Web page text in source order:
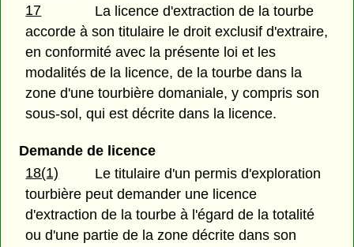
17
La licence d'extraction de la tourbe
accorde à son titulaire le droit exclusif d'extraire,
en conformité avec la présente loi et les
modalités de la licence, de la tourbe dans la
zone d'une tourbière domaniale, y compris son
sous-sol, qui est décrite dans la licence.
Demande de licence
18(1)
Le titulaire d'un permis d'exploration
tourbière peut demander une licence
d'extraction de la tourbe à l'égard de la totalité
ou d'une partie de la zone décrite dans son